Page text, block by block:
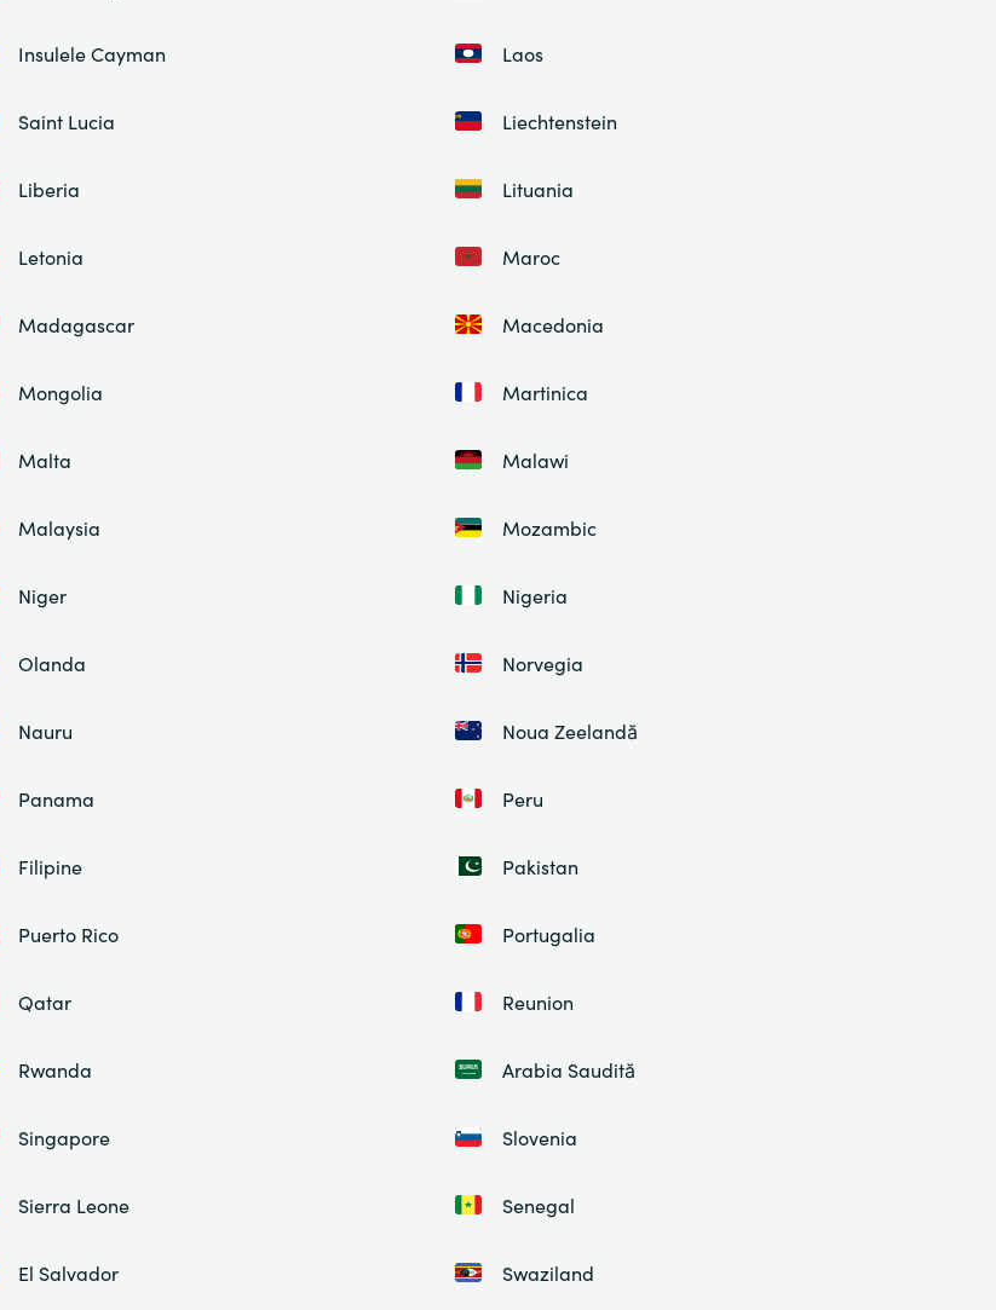
Insulele Cayman Laos
Saint Lucia Liechtenstein
Liberia Lituania
Letonia Maroc
Madagascar Macedonia
Mongolia Martinica
Malta Malawi
Malaysia Mozambic
Niger Nigeria
Olanda Norvegia
Nauru Noua Zeelandă
Panama Peru
Filipine Pakistan
Puerto Rico Portugalia
Qatar Reunion
Rwanda Arabia Saudită
Singapore Slovenia
Sierra Leone Senegal
El Salvador Swaziland